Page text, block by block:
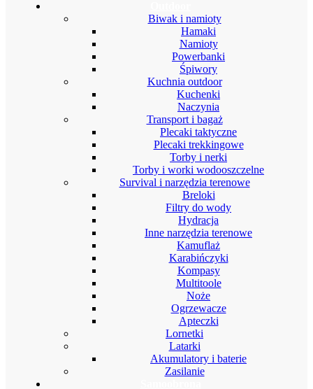
Biwak i namioty
Hamaki
Namioty
Powerbanki
Śpiwory
Kuchnia outdoor
Kuchenki
Naczynia
Transport i bagaż
Plecaki taktyczne
Plecaki trekkingowe
Torby i nerki
Torby i worki wodooszczelne
Survival i narzędzia terenowe
Breloki
Filtry do wody
Hydracja
Inne narzędzia terenowe
Kamuflaż
Karabińczyki
Kompasy
Multitoole
Noże
Ogrzewacze
Apteczki
Lornetki
Latarki
Akumulatory i baterie
Zasilanie